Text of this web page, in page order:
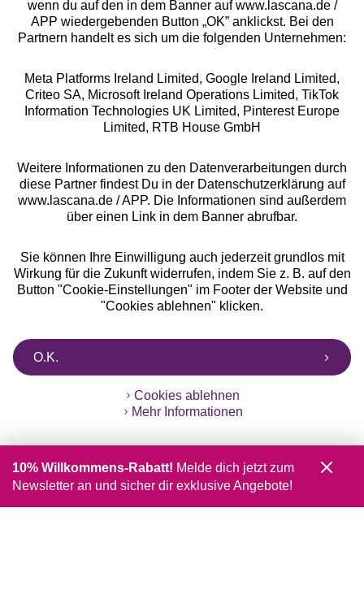
Alle Preise inkl. MwSt., zzgl.
Versandkosten
** Bonität vorausgesetzt, berechtigt zur Bonitätsprüfung
wenn du auf den in dem Banner auf www.lascana.de /
APP wiedergebenden Button „OK” anklickst. Bei den
Partnern handelt es sich um die folgenden Unternehmen:
Meta Platforms Ireland Limited, Google Ireland Limited,
Criteo SA, Microsoft Ireland Operations Limited, TikTok
Information Technologies UK Limited, Pinterest Europe
Limited, RTB House GmbH
Weitere Informationen zu den Datenverarbeitungen durch
diese Partner findest Du in der Datenschutzerklärung auf
www.lascana.de / APP. Die Informationen sind außerdem
über einen Link in dem Banner abrufbar.
Sie können Ihre Einwilligung auch jederzeit grundlos mit
Wirkung für die Zukunft widerrufen, indem Sie z. B. auf den
Button "Cookie-Einstellungen" im Footer der Website und
"Cookies ablehnen" klicken.
O.K.
Cookies ablehnen
Mehr Informationen
10% Willkommens-Rabatt! Melde dich jetzt zum
Newsletter an und sicher dir exklusive Angebote!